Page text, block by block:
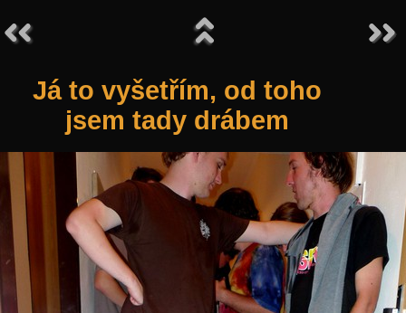
Já to vyšetřím, od toho
jsem tady drábem